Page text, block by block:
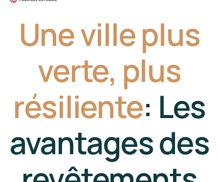
Une ville plus
verte, plus
résiliente: Les
avantages des